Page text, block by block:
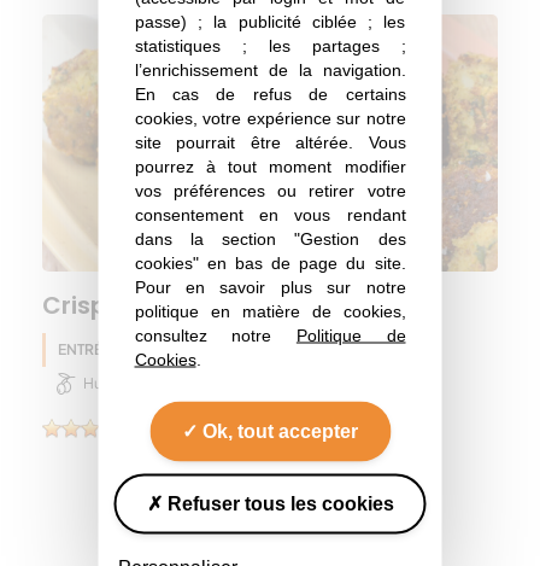
passe) ; la publicité ciblée ; les
statistiques ; les partages ;
l’enrichissement de la navigation.
En cas de refus de certains
cookies, votre expérience sur notre
site pourrait être altérée. Vous
pourrez à tout moment modifier
vos préférences ou retirer votre
consentement en vous rendant
dans la section "Gestion des
cookies" en bas de page du site.
Pour en savoir plus sur notre
politique en matière de cookies,
consultez notre Politique de
Cookies.
Ok, tout accepter
Refuser tous les cookies
Crispy dahl bites
ENTRÉE Eté
Pois chiche
Huile d'olive
(1)